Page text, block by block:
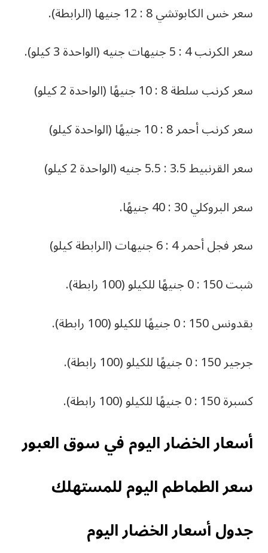
سعر خس الكابوتشي 8 : 12 جنيها (الرابطة).
سعر الكرنب 4 : 5 جنيهات جنيه (الواحدة 3 كيلو).
سعر كرنب سلطة 8 : 10 جنيهًا (الواحدة 2 كيلو)
سعر كرنب أحمر 8 : 10 جنيهًا (الواحدة كيلو)
سعر القرنبيط 3.5 : 5.5 جنيه (الواحدة 2 كيلو)
سعر البروكلي 30 : 40 جنيهًا.
سعر فجل أحمر 4 : 6 جنيهات (الرابطة كيلو)
شبت 150 : 0 جنيهًا للكيلو (100 رابطة).
بقدونس 150 : 0 جنيهًا للكيلو (100 رابطة).
جرجير 150 : 0 جنيهًا للكيلو (100 رابطة).
كسبرة 150 : 0 جنيهًا للكيلو (100 رابطة).
أسعار الخضار اليوم في سوق العبور
سعر الطماطم اليوم للمستهلك
جدول أسعار الخضار اليوم